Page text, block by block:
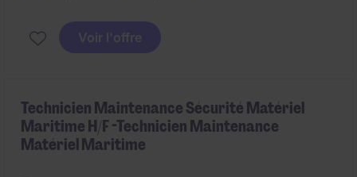
Voir l'offre
Technicien Maintenance Sécurité Matériel
Maritime H/F -Technicien Maintenance
Matériel Maritime